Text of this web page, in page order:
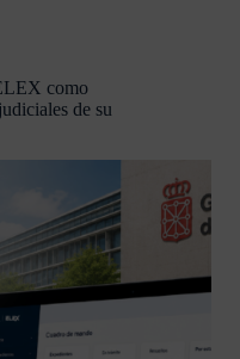
como
de su